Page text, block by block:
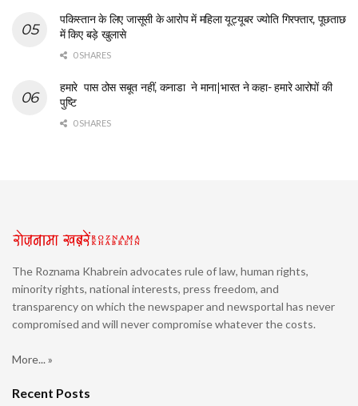
पकिस्तान के लिए जासूसी के आरोप में महिला यूट्यूबर ज्योति गिरफ्तार, पूछताछ
में किए बड़े खुलासे
0 SHARES
हमारे पास ठोस सबूत नहीं, कनाडा ने माना|भारत ने कहा- हमारे आरोपों की
पुष्टि
0 SHARES
The Roznama Khabrein advocates rule of law, human rights,
minority rights, national interests, press freedom, and
transparency on which the newspaper and newsportal has never
compromised and will never compromise whatever the costs.
More... »
Recent Posts